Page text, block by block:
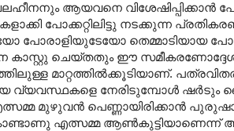
ആയവനെ വിശേഷിപ്പിക്കാൻ
പോക്കറ്റിലിട്ടു നടക്കുന്ന
പോരാളിയുടേയോ തെമ്മാടിയായ
കാസ്റ്റു ചെയ്തതും ഈ
മാറ്റത്തിൽക്കൂടിയാണ്.
വ്യവസ്ഥകളെ നേരിടുമ്പോൾ
മുഴുവൻ പെണ്ണായിരിക്കാൻ
എത്സമ്മ ആൺകുട്ടിയാണെന്ന്